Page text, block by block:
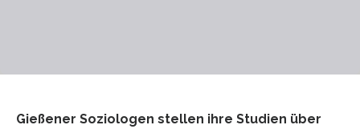
Gießener Soziologen stellen ihre Studien über